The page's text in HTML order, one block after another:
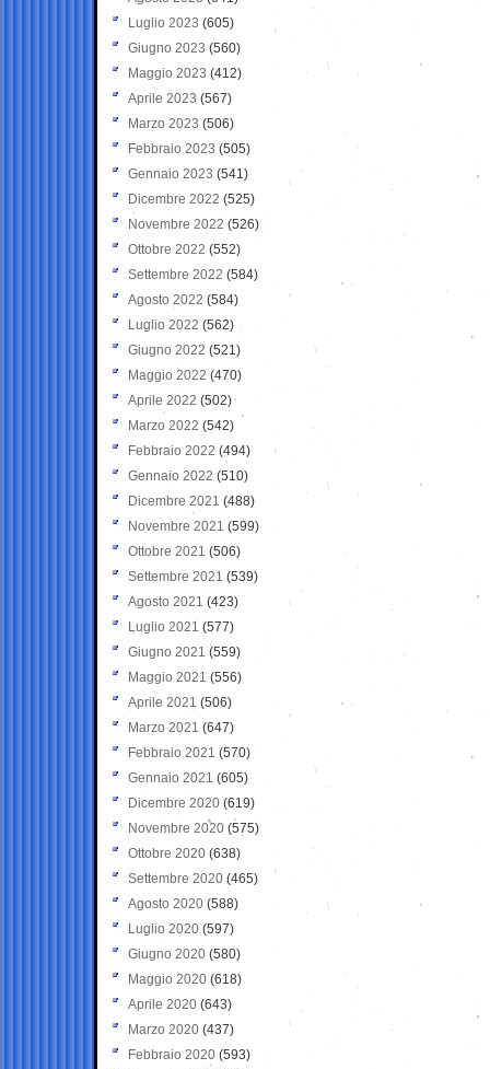
Luglio 2023 (605)
Giugno 2023 (560)
Maggio 2023 (412)
Aprile 2023 (567)
Marzo 2023 (506)
Febbraio 2023 (505)
Gennaio 2023 (541)
Dicembre 2022 (525)
Novembre 2022 (526)
Ottobre 2022 (552)
Settembre 2022 (584)
Agosto 2022 (584)
Luglio 2022 (562)
Giugno 2022 (521)
Maggio 2022 (470)
Aprile 2022 (502)
Marzo 2022 (542)
Febbraio 2022 (494)
Gennaio 2022 (510)
Dicembre 2021 (488)
Novembre 2021 (599)
Ottobre 2021 (506)
Settembre 2021 (539)
Agosto 2021 (423)
Luglio 2021 (577)
Giugno 2021(559)
Maggio 2021 (556)
Aprile 2021 (506)
Marzo 2021 (647)
Febbraio 2021 (570)
Gennaio 2021 (605)
Dicembre 2020 (619)
Novembre 2020 (575)
Ottobre 2020 (638)
Settembre 2020(465)
Agosto 2020 (588)
Luglio 2020 (597)
Giugno 2020 (580)
Maggio 2020 (618)
Aprile 2020 (643)
Marzo 2020 (437)
Febbraio 2020 (593)